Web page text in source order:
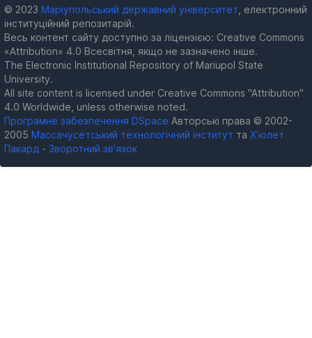
© 2023 Маріупольський державний університет , електронний
інституційний репозитарій.
Весь контент сайту доступно за ліцензією: Creative Commons
«Attribution» 4.0 Всесвітня, якщо не зазначено інше.
The Electronic Institutional Repository of Mariupol State
University.
All site content is licensed under Creative Commons "Attribution"
4.0 Worldwide, unless otherwise noted.
Програмне забезпечення DSpace Авторські права © 2002-
2005 Массачусетський технологічний інститут та Х’юлет
Пакард - Зворотний зв’язок